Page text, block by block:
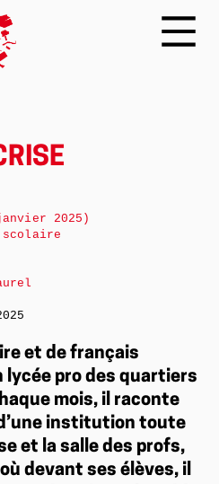
et de français
pro des quartiers
mois, il raconte
institution toute
et la salle des profs,
devant ses élèves, il
2025)
scolaire